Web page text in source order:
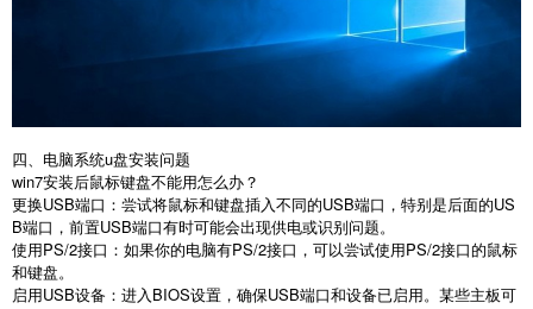
四、电脑系统u盘安装问题
win7安装后鼠标键盘不能用怎么办？
更换USB端口：尝试将鼠标和键盘插入不同的USB端口，特别是后面的US
B端口，前置USB端口有时可能会出现供电或识别问题。
使用PS/2接口：如果你的电脑有PS/2接口，可以尝试使用PS/2接口的鼠标
和键盘。
启用USB设备：进入 BIOS设置，确保USB端口和设备已启用。某些主板可